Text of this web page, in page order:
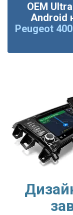
OEM
Android
Peugeot